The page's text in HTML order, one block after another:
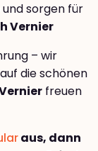
sorgen für
Vernier
– wir
die schönen
freuen
aus, dann